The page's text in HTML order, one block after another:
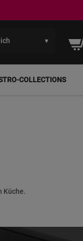
▾
COLLECTIONS
Küche.